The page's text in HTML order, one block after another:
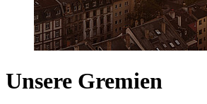
Unsere Gremien